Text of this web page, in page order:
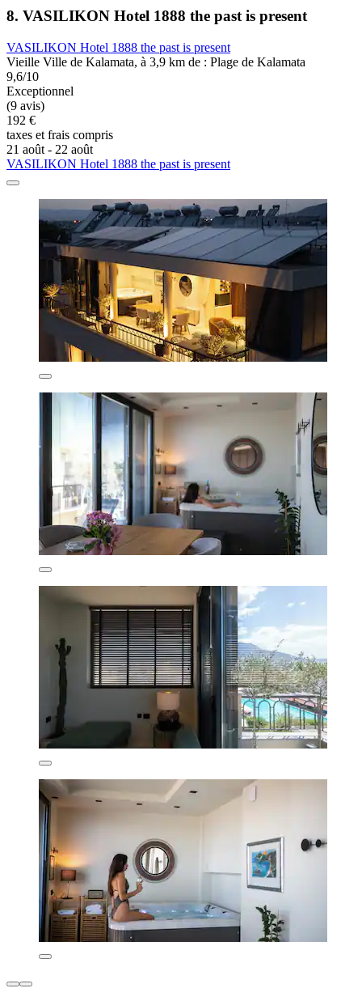
8. VASILIKON Hotel 1888 the past is present
VASILIKON Hotel 1888 the past is present
Vieille Ville de Kalamata, à 3,9 km de : Plage de Kalamata
9,6/10
Exceptionnel
(9 avis)
192 €
taxes et frais compris
21 août - 22 août
VASILIKON Hotel 1888 the past is present